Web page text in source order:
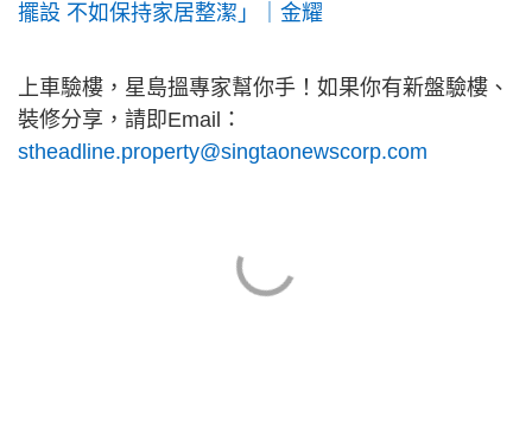
擺設 不如保持家居整潔」｜金耀
上車驗樓，星島搵專家幫你手！如果你有新盤驗樓、
裝修分享，請即Email：
stheadline.property@singtaonewscorp.com